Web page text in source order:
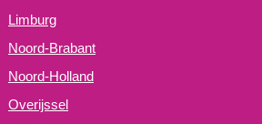
Limburg
Noord-Brabant
Noord-Holland
Overijssel